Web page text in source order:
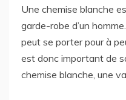
Une chemise blanche
garde-robe d’un
peut se porter pour à
est donc important de
chemise blanche, une